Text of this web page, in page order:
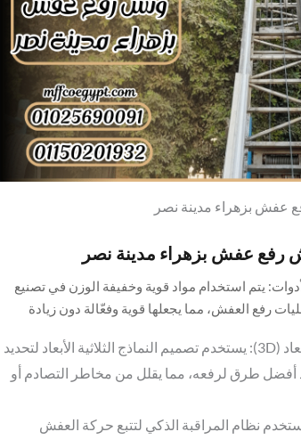
عفش بزهراء مدينة نصر
رفع عفش بزهراء مدينة نصر
يتم استخدام مواد قوية وخفيفة الوزن في تصنيع
رفع العفش، مما يجعلها قوية وفعّالة دون زيادة
استخدام التقنيات الثلاثية الأبعاد (3D): يستخدم تصميم النماذج الثلاثية الأبعاد لتحديد
أفضل طرق لرفعه، مما يقلل من مخاطر التصادم أو
يستخدم نظام المراقبة الذكي لتتبع حركة العفش